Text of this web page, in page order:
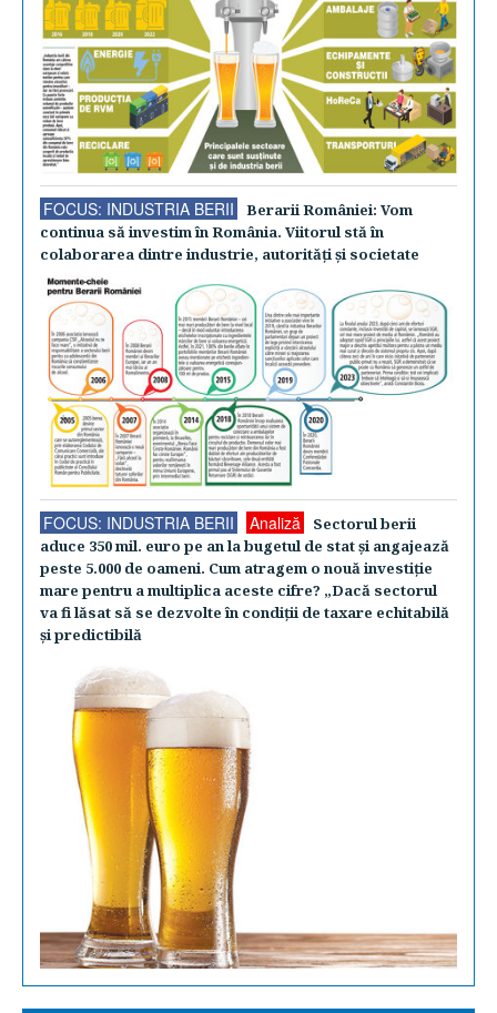
FOCUS: INDUSTRIA BERII
Berarii României: Vom
continua să investim în România. Viitorul stă în
colaborarea dintre industrie, autorităţi şi societate
FOCUS: INDUSTRIA BERII Analiză
Sectorul berii
aduce 350 mil. euro pe an la bugetul de stat şi angajează
peste 5.000 de oameni. Cum atragem o nouă investiţie
mare pentru a multiplica aceste cifre? „Dacă sectorul
va fi lăsat să se dezvolte în condiţii de taxare echitabilă
şi predictibilă